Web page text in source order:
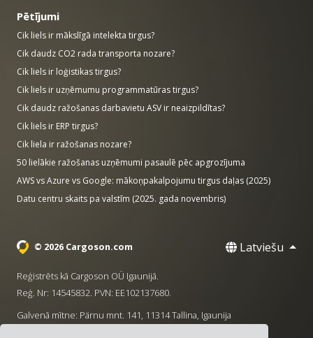
Pētījumi
Cik liels ir mākslīgā intelekta tirgus?
Cik daudz CO2 rada transporta nozare?
Cik liels ir loģistikas tirgus?
Cik liels ir uzņēmumu programmatūras tirgus?
Cik daudz ražošanas darbavietu ASV ir neaizpildītas?
Cik liels ir ERP tirgus?
Cik liela ir ražošanas nozare?
50 lielākie ražošanas uzņēmumi pasaulē pēc apgrozījuma
AWS vs Azure vs Google: mākoņpakalpojumu tirgus daļas (2025)
Datu centru skaits pa valstīm (2025. gada novembris)
© 2026 Cargoson.com Latviešu
Reģistrēts kā Cargoson OÜ Igaunijā.
Reģ. Nr: 14545832. PVN: EE102137680.
Galvenā mītne: Pärnu mnt. 141, 11314 Tallina, Igaunija